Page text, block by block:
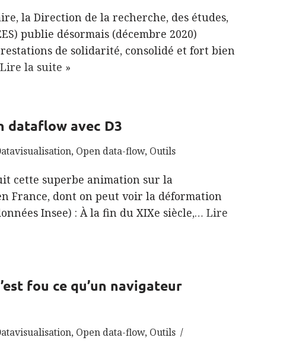
la Direction de la recherche, des études,
publie désormais (décembre 2020)
de solidarité, consolidé et fort bien
Lire la suite »
dataflow avec D3
, Open data-flow, Outils
cette superbe animation sur la
France, dont on peut voir la déformation
Insee) : À la fin du XIXe siècle,… Lire
fou ce qu’un navigateur
, Open data-flow, Outils